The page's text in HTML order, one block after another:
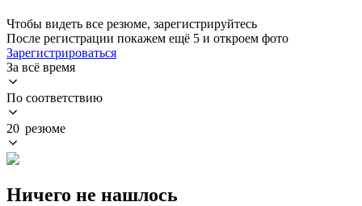
Чтобы видеть все резюме, зарегистрируйтесь
После регистрации покажем ещё 5 и откроем фото
Зарегистрироваться
За всё время
По соответствию
20 резюме
Ничего не нашлось